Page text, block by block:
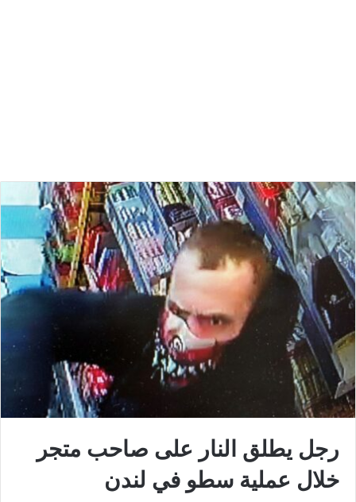
رجل يطلق النار على صاحب متجر
خلال عملية سطو في لندن